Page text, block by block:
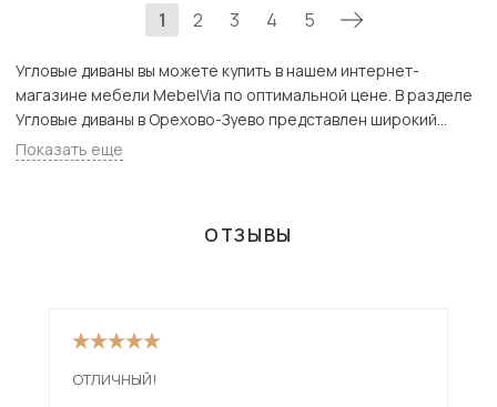
1 2 3 4 5
Угловые диваны вы можете купить в нашем интернет-
магазине мебели MebelVia по оптимальной цене. В разделе
Угловые диваны в Орехово-Зуево представлен широкий
ассортимент товаров с доставкой в Москве и Подмосковью,
включая Орехово-Зуево. Всего товаров в категории
Показать еще
ОТЗЫВЫ
ОТЛИЧНЫЙ!